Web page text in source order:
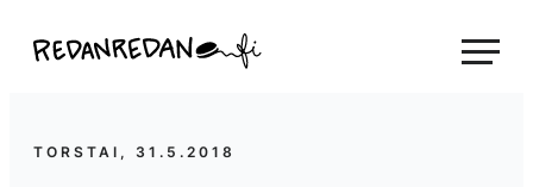
suoraan
Linda Saukko-Rauta, Redanredan Oy
piirrosvideoita
TORSTAI, 31.5.2018